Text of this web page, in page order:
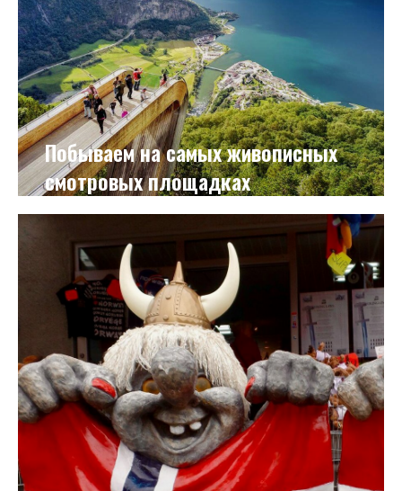
Побываем на самых живописных
смотровых площадках